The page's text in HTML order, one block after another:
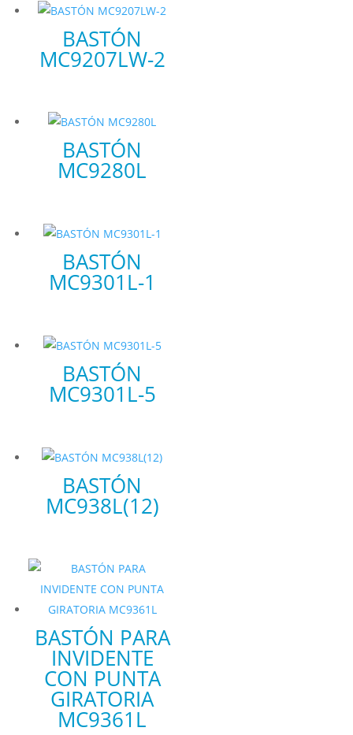
BASTÓN
MC9207LW-2
BASTÓN
MC9280L
BASTÓN
MC9301L-1
BASTÓN
MC9301L-5
BASTÓN
MC938L(12)
BASTÓN PARA
INVIDENTE
CON PUNTA
GIRATORIA
MC9361L